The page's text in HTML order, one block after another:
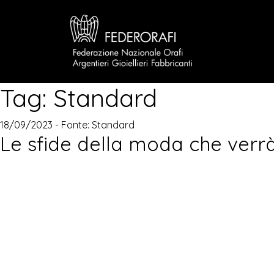
Tag: Standard
18/09/2023 - Fonte: Standard
Le sfide della moda che